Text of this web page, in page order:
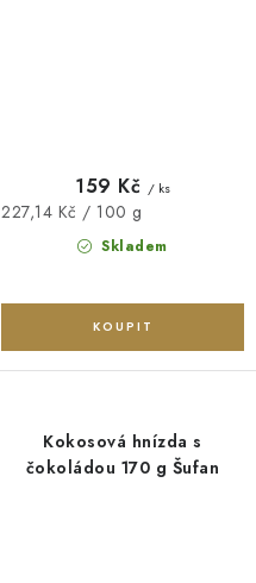
Skladem
159 Kč / ks
Měrná
227,14 Kč / 100 g
Kokosová hnízda s
čokoládou 170 g Šufan